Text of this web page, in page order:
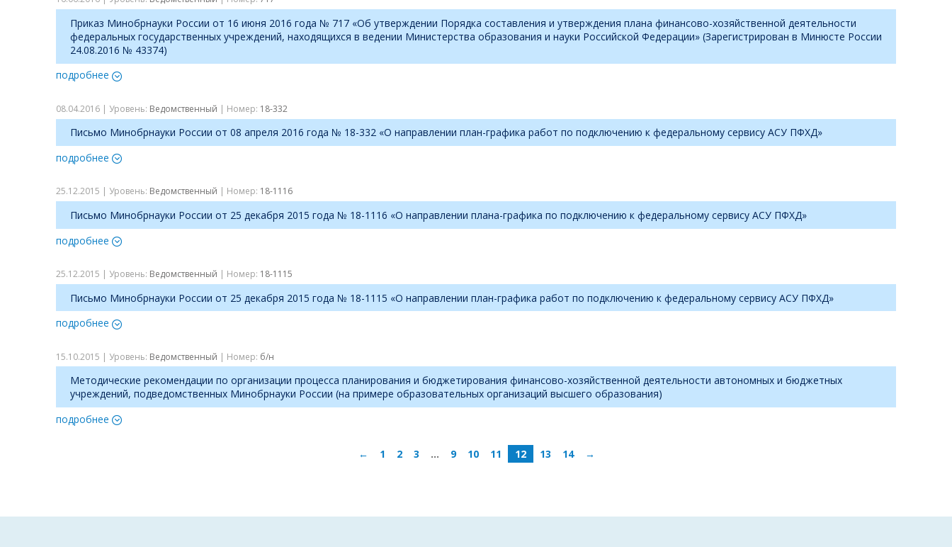
Приказ Минобрнауки России от 16 июня 2016 года № 717 «Об утверждении Порядка составления и утверждения плана финансово-хозяйственной деятельности
федеральных государственных учреждений, находящихся в ведении Министерства образования и науки Российской Федерации» (Зарегистрирован в Минюсте России
24.08.2016 № 43374)
подробнее
08.04.2016 | Уровень: Ведомственный | Номер: 18-332
Письмо Минобрнауки России от 08 апреля 2016 года № 18-332 «О направлении план-графика работ по подключению к федеральному сервису АСУ ПФХД»
подробнее
25.12.2015 | Уровень: Ведомственный | Номер: 18-1116
Письмо Минобрнауки России от 25 декабря 2015 года № 18-1116 «О направлении плана-графика по подключению к федеральному сервису АСУ ПФХД»
подробнее
25.12.2015 | Уровень: Ведомственный | Номер: 18-1115
Письмо Минобрнауки России от 25 декабря 2015 года № 18-1115 «О направлении план-графика работ по подключению к федеральному сервису АСУ ПФХД»
подробнее
15.10.2015 | Уровень: Ведомственный | Номер: б/н
Методические рекомендации по организации процесса планирования и бюджетирования финансово-хозяйственной деятельности автономных и бюджетных
учреждений, подведомственных Минобрнауки России (на примере образовательных организаций высшего образования)
подробнее
← 1 2 3 … 9 10 11 12 13 14 →